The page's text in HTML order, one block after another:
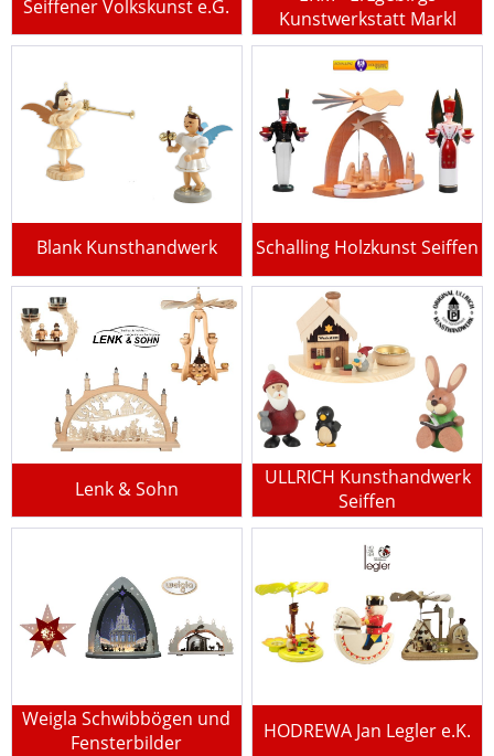
Seiffener Volkskunst e.G.
Kunstwerkstatt Markl
Blank Kunsthandwerk Schalling Holzkunst Seiffen
Lenk & Sohn
ULLRICH Kunsthandwerk
Seiffen
Weigla Schwibbögen und
Fensterbilder
HODREWA Jan Legler e.K.